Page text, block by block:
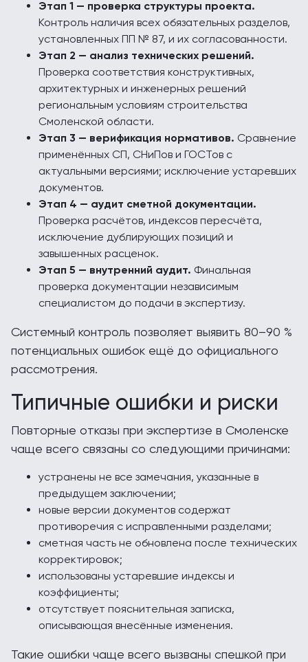
Этап 1 — проверка структуры проекта.
Контроль наличия всех обязательных разделов,
установленных ПП № 87, и их согласованности.
Этап 2 — анализ технических решений.
Проверка соответствия конструктивных,
архитектурных и инженерных решений
региональным условиям строительства
Смоленской области.
Этап 3 — верификация нормативов. Сравнение
применённых СП, СНиПов и ГОСТов с
актуальными версиями; исключение устаревших
документов.
Этап 4 — аудит сметной документации.
Проверка расчётов, индексов пересчёта,
исключение дублирующих позиций и
завышенных расценок.
Этап 5 — внутренний аудит. Финальная
проверка документации независимым
специалистом до подачи в экспертизу.
Системный контроль позволяет выявить 80–90 %
потенциальных ошибок ещё до официального
рассмотрения.
Типичные ошибки и риски
Повторные отказы при экспертизе в Смоленске
чаще всего связаны со следующими причинами:
устранены не все замечания, указанные в
предыдущем заключении;
новые версии документов содержат
противоречия с исправленными разделами;
сметная часть не обновлена после технических
корректировок;
использованы устаревшие индексы и
коэффициенты;
отсутствует пояснительная записка,
описывающая внесённые изменения.
Такие ошибки чаще всего вызваны спешкой при